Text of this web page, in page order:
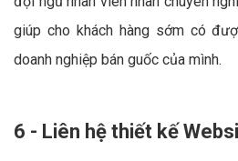
giúp cho khách hàng sớm có
doanh nghiệp bán guốc của mình.
6 - Liên hệ thiết kế